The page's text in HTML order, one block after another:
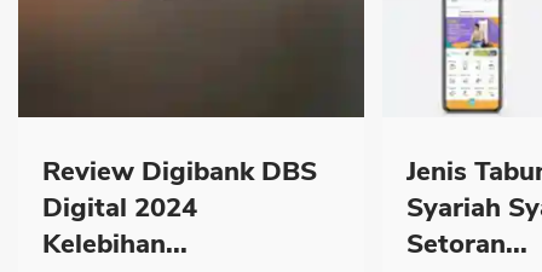
Review Digibank DBS
Digital 2024
Kelebihan...
Jenis
Syariah
Setoran...